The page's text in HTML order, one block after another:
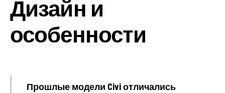
Дизайн и
особенности
Прошлые модели Civi отличались